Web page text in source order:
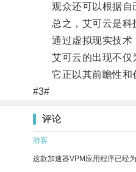
观众还可以根据自己
总之，艾可云是科技
通过虚拟现实技术，
艾可云的出现不仅为
它正以其前瞻性和创
#3#
评论
游客
这款加速器VPM应用程序已经